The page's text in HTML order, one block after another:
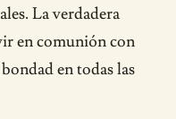
La verdadera
en comunión con
en todas las